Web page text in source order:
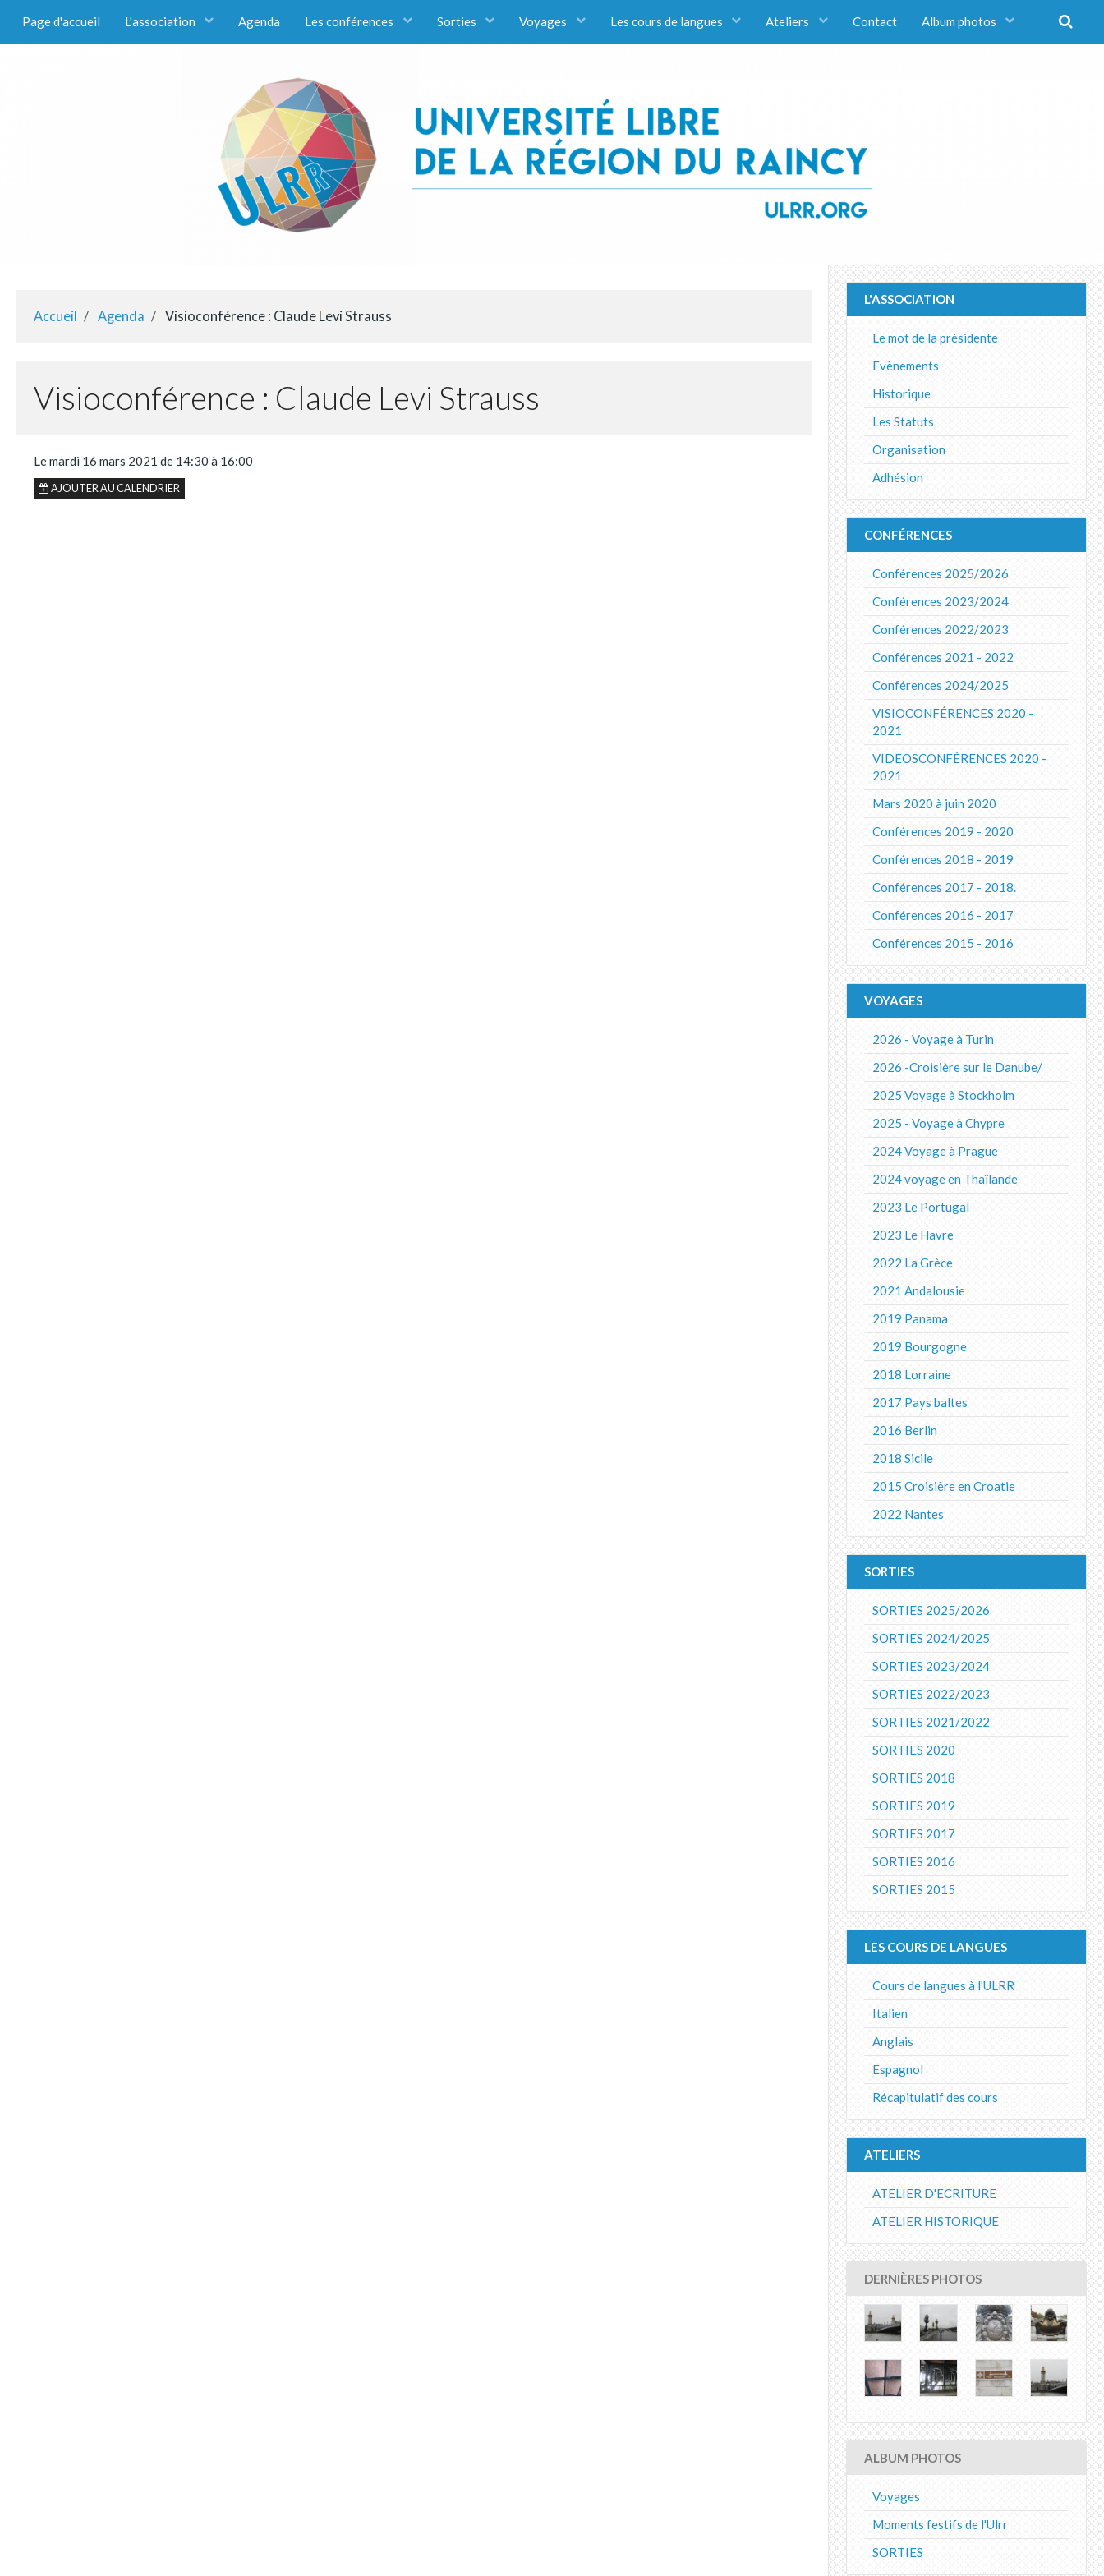
Page d'accueil L'association Agenda Les conférences Sorties Voyages Les cours de langues Ateliers Contact Album photos
Accueil Agenda Visioconférence : Claude Levi Strauss
Visioconférence : Claude Levi Strauss
Le mardi 16 mars 2021 de 14:30 à 16:00
AJOUTER AU CALENDRIER
L'ASSOCIATION
Le mot de la présidente
Evènements
Historique
Les Statuts
Organisation
Adhésion
CONFÉRENCES
Conférences 2025/2026
Conférences 2023/2024
Conférences 2022/2023
Conférences 2021 - 2022
Conférences 2024/2025
VISIOCONFÉRENCES 2020 -
2021
VIDEOSCONFÉRENCES 2020 -
2021
Mars 2020 à juin 2020
Conférences 2019 - 2020
Conférences 2018 - 2019
Conférences 2017 - 2018.
Conférences 2016 - 2017
Conférences 2015 - 2016
VOYAGES
2026 - Voyage à Turin
2026 -Croisière sur le Danube/
2025 Voyage à Stockholm
2025 - Voyage à Chypre
2024 Voyage à Prague
2024 voyage en Thaïlande
2023 Le Portugal
2023 Le Havre
2022 La Grèce
2021 Andalousie
2019 Panama
2019 Bourgogne
2018 Lorraine
2017 Pays baltes
2016 Berlin
2018 Sicile
2015 Croisière en Croatie
2022 Nantes
SORTIES
SORTIES 2025/2026
SORTIES 2024/2025
SORTIES 2023/2024
SORTIES 2022/2023
SORTIES 2021/2022
SORTIES 2020
SORTIES 2018
SORTIES 2019
SORTIES 2017
SORTIES 2016
SORTIES 2015
LES COURS DE LANGUES
Cours de langues à l'ULRR
Italien
Anglais
Espagnol
Récapitulatif des cours
ATELIERS
ATELIER D'ECRITURE
ATELIER HISTORIQUE
DERNIÈRES PHOTOS
ALBUM PHOTOS
Voyages
Moments festifs de l'Ulrr
SORTIES